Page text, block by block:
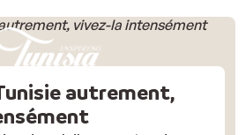
autrement,